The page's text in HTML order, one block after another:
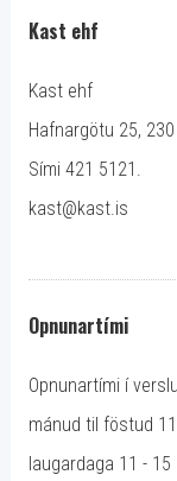
Kast ehf
Kast ehf
Hafnargötu 25,
Sími 421 5121.
kast@kast.is
Opnunartími
Opnunartími í
mánud til föstud
laugardaga 11 - 15